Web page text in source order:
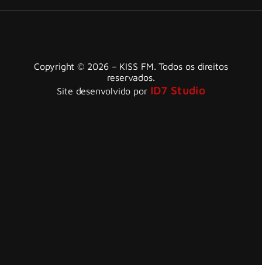
Copyright © 2026 – KISS FM. Todos os direitos
reservados.
Site desenvolvido por ID7 Studio